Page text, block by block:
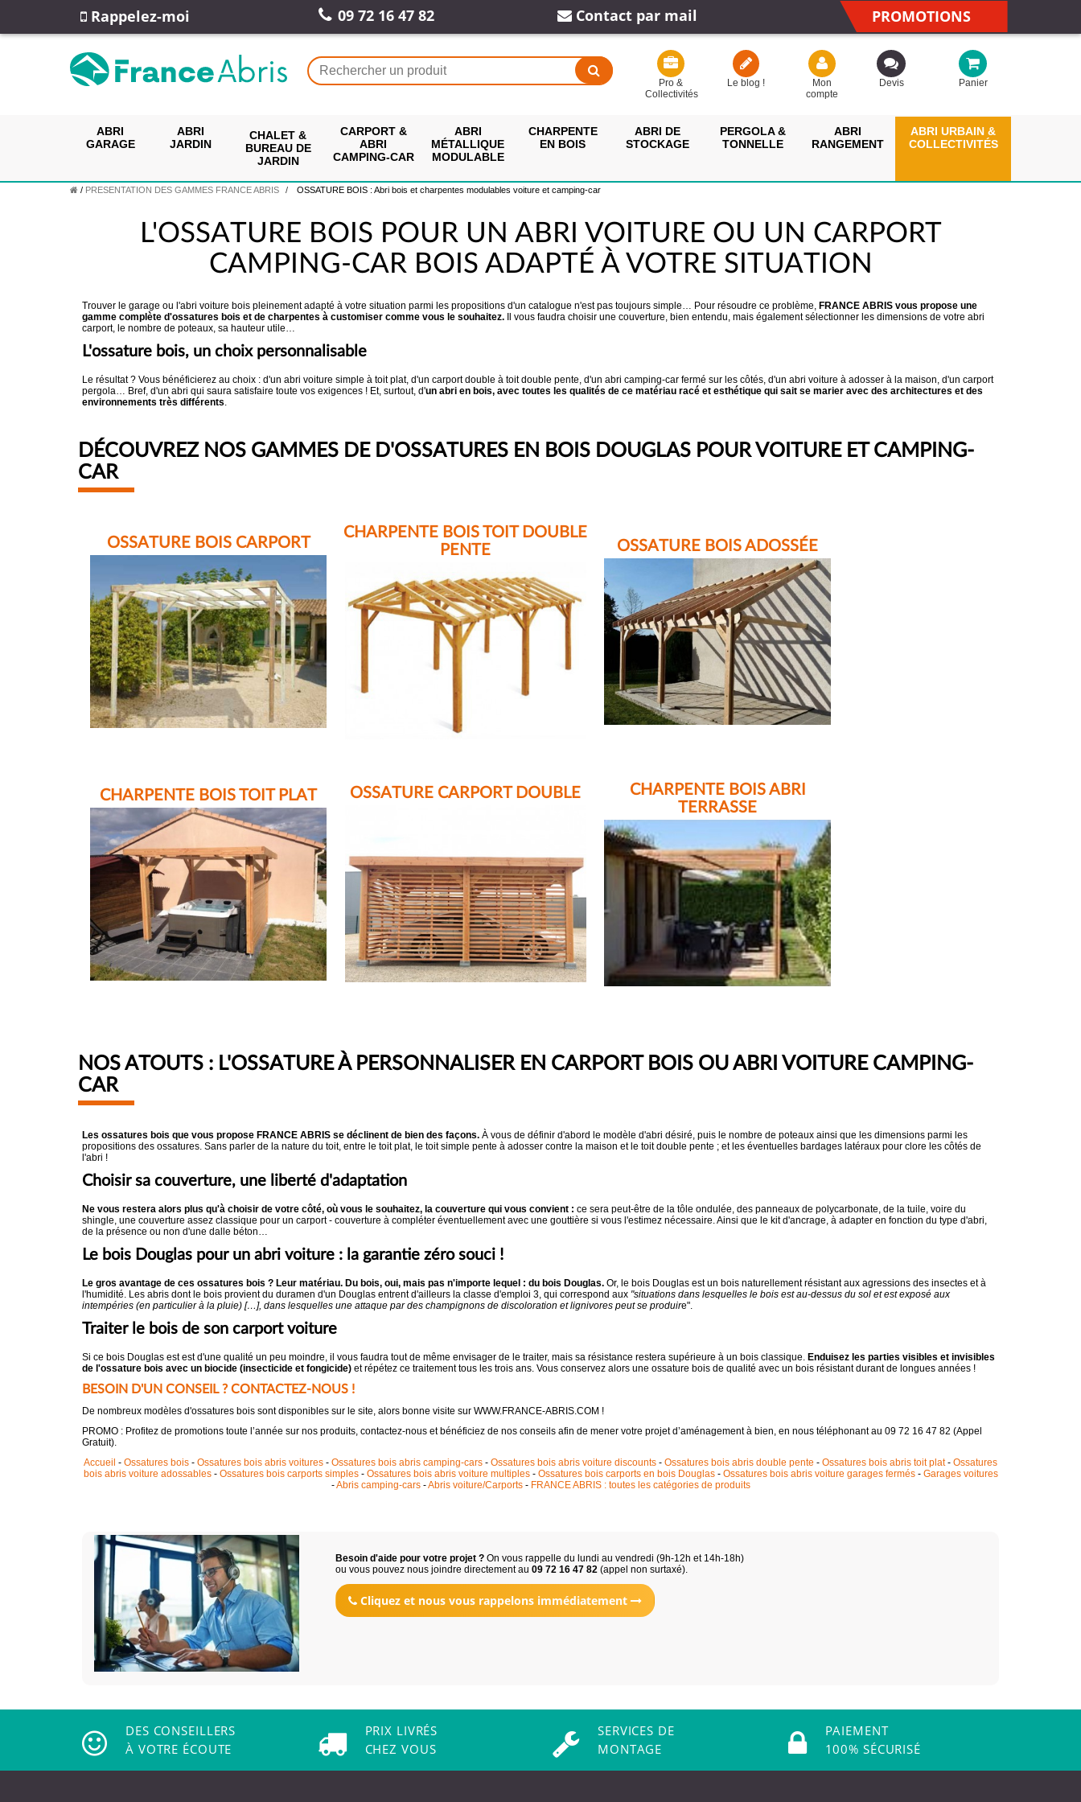
Rappelez-moi 09 72 16 47 82 Contact par mail PROMOTIONS
Pro &
Collectivités
Le blog !
Mon
compte
Devis Panier
ABRI
GARAGE
ABRI
JARDIN
CHALET &
BUREAU DE
JARDIN
CARPORT &
ABRI
CAMPING-CAR
ABRI
MÉTALLIQUE
MODULABLE
CHARPENTE
EN BOIS
ABRI DE
STOCKAGE
PERGOLA &
TONNELLE
ABRI
RANGEMENT
ABRI URBAIN &
COLLECTIVITÉS
/ PRESENTATION DES GAMMES FRANCE ABRIS OSSATURE BOIS : Abri bois et charpentes modulables voiture et camping-car
L'OSSATURE BOIS POUR UN ABRI VOITURE OU UN CARPORT
CAMPING-CAR BOIS ADAPTÉ À VOTRE SITUATION
Trouver le garage ou l'abri voiture bois pleinement adapté à votre situation parmi les propositions d'un catalogue n'est pas toujours simple… Pour résoudre ce problème, FRANCE ABRIS vous propose une
gamme complète d'ossatures bois et de charpentes à customiser comme vous le souhaitez. Il vous faudra choisir une couverture, bien entendu, mais également sélectionner les dimensions de votre abri
carport, le nombre de poteaux, sa hauteur utile…
L'ossature bois, un choix personnalisable
Le résultat ? Vous bénéficierez au choix : d'un abri voiture simple à toit plat, d'un carport double à toit double pente, d'un abri camping-car fermé sur les côtés, d'un abri voiture à adosser à la maison, d'un carport
pergola… Bref, d'un abri qui saura satisfaire toute vos exigences ! Et, surtout, d'un abri en bois, avec toutes les qualités de ce matériau racé et esthétique qui sait se marier avec des architectures et des
environnements très différents.
DÉCOUVREZ NOS GAMMES DE D'OSSATURES EN BOIS DOUGLAS POUR VOITURE ET CAMPING-
CAR
OSSATURE BOIS CARPORT
CHARPENTE BOIS TOIT DOUBLE
PENTE
OSSATURE BOIS ADOSSÉE
CHARPENTE BOIS TOIT PLAT OSSATURE CARPORT DOUBLE
CHARPENTE BOIS ABRI
TERRASSE
NOS ATOUTS : L'OSSATURE À PERSONNALISER EN CARPORT BOIS OU ABRI VOITURE CAMPING-
CAR
Les ossatures bois que vous propose FRANCE ABRIS se déclinent de bien des façons. À vous de définir d'abord le modèle d'abri désiré, puis le nombre de poteaux ainsi que les dimensions parmi les
propositions des ossatures. Sans parler de la nature du toit, entre le toit plat, le toit simple pente à adosser contre la maison et le toit double pente ; et les éventuelles bardages latéraux pour clore les côtés de
l'abri !
Choisir sa couverture, une liberté d'adaptation
Ne vous restera alors plus qu'à choisir de votre côté, où vous le souhaitez, la couverture qui vous convient : ce sera peut-être de la tôle ondulée, des panneaux de polycarbonate, de la tuile, voire du
shingle, une couverture assez classique pour un carport - couverture à compléter éventuellement avec une gouttière si vous l'estimez nécessaire. Ainsi que le kit d'ancrage, à adapter en fonction du type d'abri,
de la présence ou non d'une dalle béton…
Le bois Douglas pour un abri voiture : la garantie zéro souci !
Le gros avantage de ces ossatures bois ? Leur matériau. Du bois, oui, mais pas n'importe lequel : du bois Douglas. Or, le bois Douglas est un bois naturellement résistant aux agressions des insectes et à
l'humidité. Les abris dont le bois provient du duramen d'un Douglas entrent d'ailleurs la classe d'emploi 3, qui correspond aux "situations dans lesquelles le bois est au-dessus du sol et est exposé aux
intempéries (en particulier à la pluie) […], dans lesquelles une attaque par des champignons de discoloration et lignivores peut se produire".
Traiter le bois de son carport voiture
Si ce bois Douglas est est d'une qualité un peu moindre, il vous faudra tout de même envisager de le traiter, mais sa résistance restera supérieure à un bois classique. Enduisez les parties visibles et invisibles
de l'ossature bois avec un biocide (insecticide et fongicide) et répétez ce traitement tous les trois ans. Vous conservez alors une ossature bois de qualité avec un bois résistant durant de longues années !
BESOIN D'UN CONSEIL ? CONTACTEZ-NOUS !
De nombreux modèles d'ossatures bois sont disponibles sur le site, alors bonne visite sur WWW.FRANCE-ABRIS.COM !
PROMO : Profitez de promotions toute l’année sur nos produits, contactez-nous et bénéficiez de nos conseils afin de mener votre projet d’aménagement à bien, en nous téléphonant au 09 72 16 47 82 (Appel
Gratuit).
Accueil - Ossatures bois - Ossatures bois abris voitures - Ossatures bois abris camping-cars - Ossatures bois abris voiture discounts - Ossatures bois abris double pente - Ossatures bois abris toit plat- Ossatures
bois abris voiture adossables- Ossatures bois carports simples- Ossatures bois abris voiture multiples- Ossatures bois carports en bois Douglas- Ossatures bois abris voiture garages fermés- Garages voitures
-Abris camping-cars-Abris voiture/Carports- FRANCE ABRIS : toutes les catégories de produits
Besoin d'aide pour votre projet ? On vous rappelle du lundi au vendredi (9h-12h et 14h-18h)
ou vous pouvez nous joindre directement au 09 72 16 47 82 (appel non surtaxé).
Cliquez et nous vous rappelons immédiatement
DES CONSEILLERS
À VOTRE ÉCOUTE
PRIX LIVRÉS
CHEZ VOUS
SERVICES DE
MONTAGE
PAIEMENT
100% SÉCURISÉ